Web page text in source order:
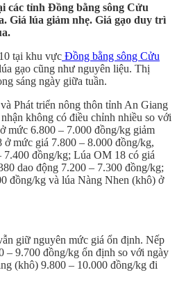
các tỉnh Đồng bằng sông Cửu
Giá lúa giảm nhẹ. Giá gạo duy trì
tại khu vực Đồng bằng sông Cửu
gạo cũng như nguyên liệu. Thị
sáng ngày giữa tuần.
Phát triển nông thôn tỉnh An Giang
không có điều chỉnh nhiều so với
mức 6.800 – 7.000 đồng/kg giảm
mức giá 7.800 – 8.000 đồng/kg,
đồng/kg; Lúa OM 18 có giá
dao động 7.200 – 7.300 đồng/kg;
đồng/kg và lúa Nàng Nhen (khô) ở
giữ nguyên mức giá ổn định. Nếp
– 9.700 đồng/kg ổn định so với ngày
(khô) 9.800 – 10.000 đồng/kg đi